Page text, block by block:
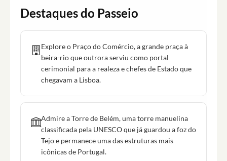
Destaques do Passeio
Explore o Praço do Comércio, a grande praça à
beira-rio que outrora serviu como portal
cerimonial para a realeza e chefes de Estado que
chegavam a Lisboa.
Admire a Torre de Belém, uma torre manuelina
classificada pela UNESCO que já guardou a foz do
Tejo e permanece uma das estruturas mais
icônicas de Portugal.